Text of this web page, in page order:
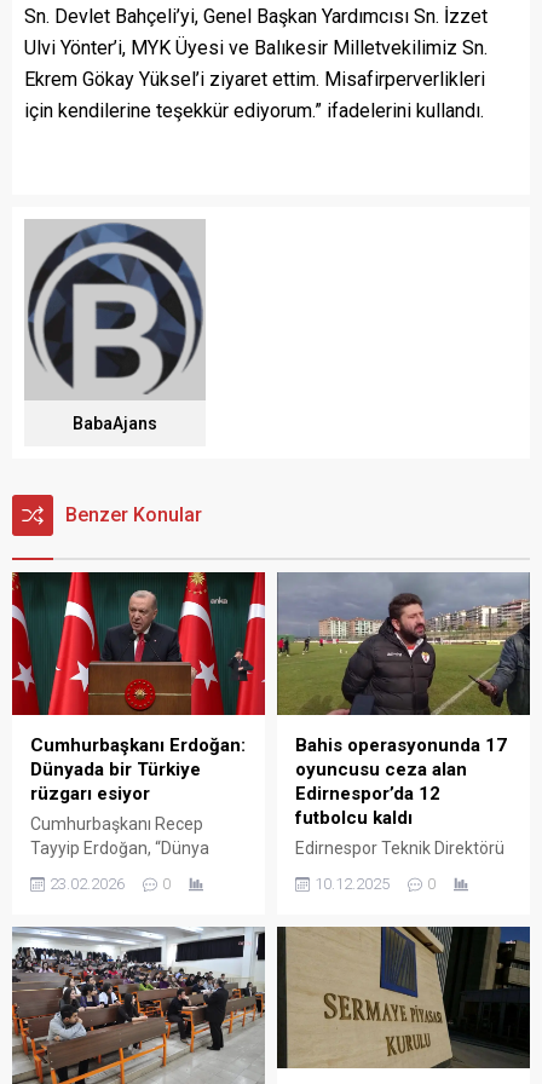
Sn. Devlet Bahçeli’yi, Genel Başkan Yardımcısı Sn. İzzet
Ulvi Yönter’i, MYK Üyesi ve Balıkesir Milletvekilimiz Sn.
Ekrem Gökay Yüksel’i ziyaret ettim. Misafirperverlikleri
için kendilerine teşekkür ediyorum.” ifadelerini kullandı.
BabaAjans
Benzer Konular
Cumhurbaşkanı Erdoğan:
Dünyada bir Türkiye
rüzgarı esiyor
Cumhurbaşkanı Recep
Tayyip Erdoğan, “Dünya
depremlerin yaşandığı
yegane amacı dostlarının
sayısını artırmak, yeni
dostlar kazanmaktır.
Anlaşmazlıklardan
düşmanlık üretmek
gayretinde değiliz. İhtilafları
23.02.2026 0
Bahis operasyonunda 17
oyuncusu ceza alan
Edirnespor’da 12
futbolcu kaldı
Edirnespor Teknik Direktörü
operasyonunda 17
takımda 12 futbolcunun
kaldığını söyledi. Tütünci,
“13-14 kişi antrenman
yapıyoruz. Şu an sadece 12
oyuncumuz kaldı. Oyuncu
sıkıntısını gidermekle alakalı
10.12.2025 0